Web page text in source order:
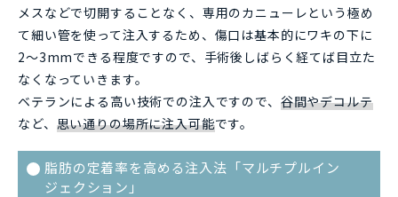
メスなどで切開することなく、専用のカニューレという極め
て細い管を使って注入するため、傷口は基本的にワキの下に
2～3mmできる程度ですので、手術後しばらく経てば目立た
なくなっていきます。
ベテランによる高い技術での注入ですので、 谷間やデコルテ
など、 思い通りの場所に注入可能です。
脂肪の定着率を高める注入法「マルチプルイン
ジェクション」